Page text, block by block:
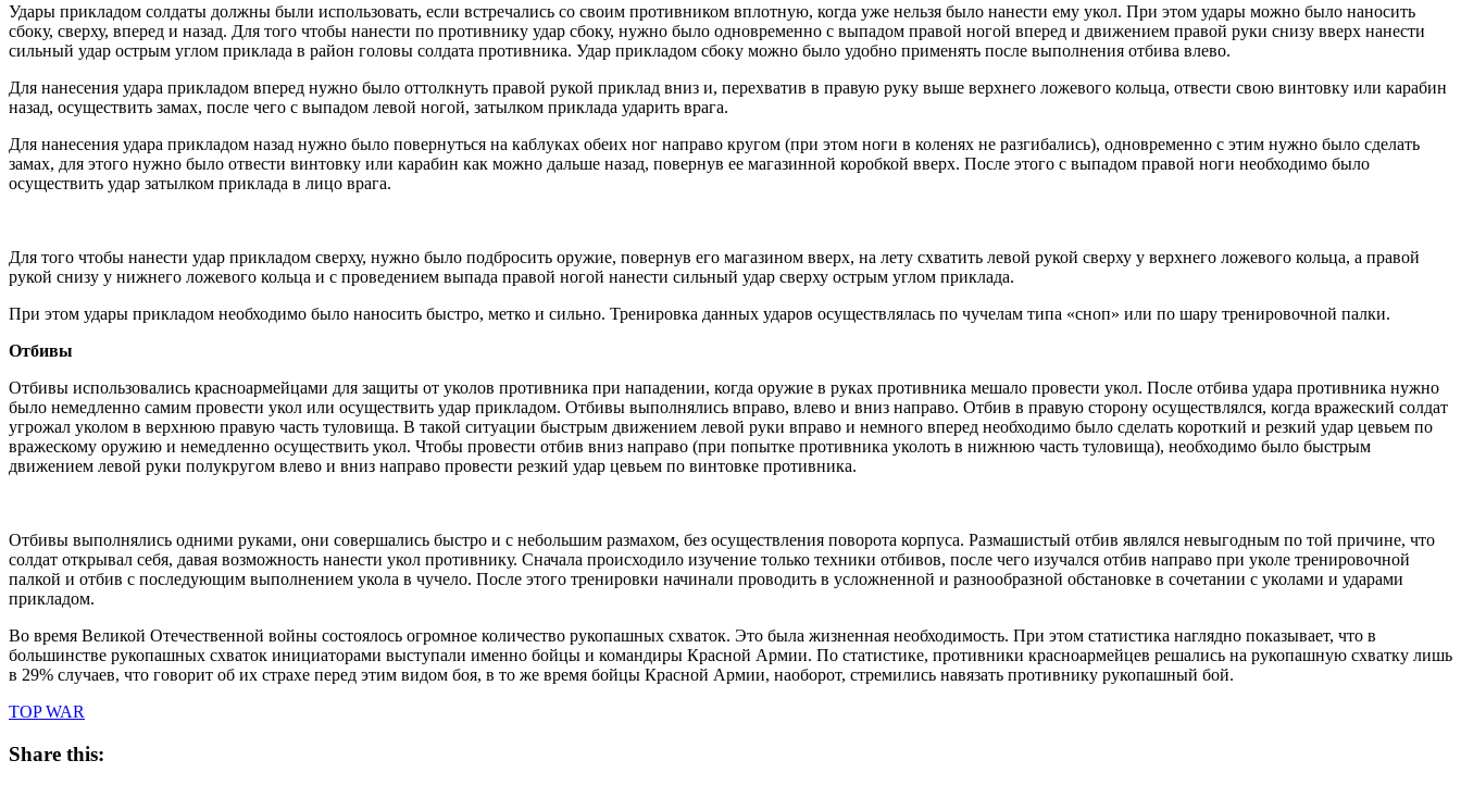
Удары прикладом солдаты должны были использовать, если встречались со своим противником вплотную, когда уже нельзя было нанести ему укол. При этом удары можно было наносить
сбоку, сверху, вперед и назад. Для того чтобы нанести по противнику удар сбоку, нужно было одновременно с выпадом правой ногой вперед и движением правой руки снизу вверх нанести
сильный удар острым углом приклада в район головы солдата противника. Удар прикладом сбоку можно было удобно применять после выполнения отбива влево.
Для нанесения удара прикладом вперед нужно было оттолкнуть правой рукой приклад вниз и, перехватив в правую руку выше верхнего ложевого кольца, отвести свою винтовку или карабин
назад, осуществить замах, после чего с выпадом левой ногой, затылком приклада ударить врага.
Для нанесения удара прикладом назад нужно было повернуться на каблуках обеих ног направо кругом (при этом ноги в коленях не разгибались), одновременно с этим нужно было сделать
замах, для этого нужно было отвести винтовку или карабин как можно дальше назад, повернув ее магазинной коробкой вверх. После этого с выпадом правой ноги необходимо было
осуществить удар затылком приклада в лицо врага.
Для того чтобы нанести удар прикладом сверху, нужно было подбросить оружие, повернув его магазином вверх, на лету схватить левой рукой сверху у верхнего ложевого кольца, а правой
рукой снизу у нижнего ложевого кольца и с проведением выпада правой ногой нанести сильный удар сверху острым углом приклада.
При этом удары прикладом необходимо было наносить быстро, метко и сильно. Тренировка данных ударов осуществлялась по чучелам типа «сноп» или по шару тренировочной палки.
Отбивы
Отбивы использовались красноармейцами для защиты от уколов противника при нападении, когда оружие в руках противника мешало провести укол. После отбива удара противника нужно
было немедленно самим провести укол или осуществить удар прикладом. Отбивы выполнялись вправо, влево и вниз направо. Отбив в правую сторону осуществлялся, когда вражеский солдат
угрожал уколом в верхнюю правую часть туловища. В такой ситуации быстрым движением левой руки вправо и немного вперед необходимо было сделать короткий и резкий удар цевьем по
вражескому оружию и немедленно осуществить укол. Чтобы провести отбив вниз направо (при попытке противника уколоть в нижнюю часть туловища), необходимо было быстрым
движением левой руки полукругом влево и вниз направо провести резкий удар цевьем по винтовке противника.
Отбивы выполнялись одними руками, они совершались быстро и с небольшим размахом, без осуществления поворота корпуса. Размашистый отбив являлся невыгодным по той причине, что
солдат открывал себя, давая возможность нанести укол противнику. Сначала происходило изучение только техники отбивов, после чего изучался отбив направо при уколе тренировочной
палкой и отбив с последующим выполнением укола в чучело. После этого тренировки начинали проводить в усложненной и разнообразной обстановке в сочетании с уколами и ударами
прикладом.
Во время Великой Отечественной войны состоялось огромное количество рукопашных схваток. Это была жизненная необходимость. При этом статистика наглядно показывает, что в
большинстве рукопашных схваток инициаторами выступали именно бойцы и командиры Красной Армии. По статистике, противники красноармейцев решались на рукопашную схватку лишь
в 29% случаев, что говорит об их страхе перед этим видом боя, в то же время бойцы Красной Армии, наоборот, стремились навязать противнику рукопашный бой.
TOP WAR
Share this: